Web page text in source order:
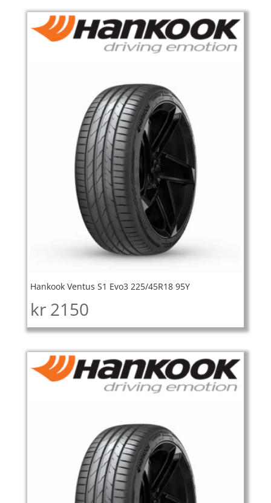
Hankook Ventus S1 Evo3 225/45R18 95Y
kr 2150